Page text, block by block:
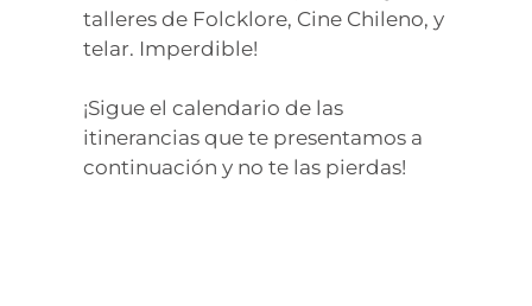
talleres de Folcklore, Cine Chileno, y
telar. Imperdible!
¡Sigue el calendario de las
itinerancias que te presentamos a
continuación y no te las pierdas!